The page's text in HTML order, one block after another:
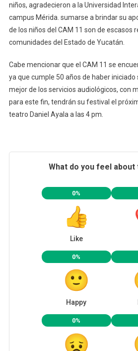
niños, agradecieron a la Universidad
campus Mérida. sumarse a brindar su
de los niños del CAM 11 son de escasos
comunidades del Estado de Yucatán.
Cabe mencionar que el CAM 11 se
ya que cumple 50 años de haber iniciado
mejor de los servicios audiológicos, con
para este fin, tendrán su festival el
teatro Daniel Ayala a las 4 pm.
What do you feel about
0%
Like
0%
Happy
0%